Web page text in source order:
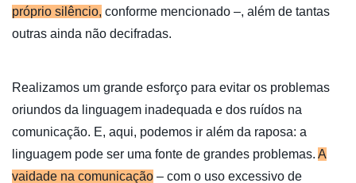
próprio silêncio, conforme mencionado –, além de tantas
outras ainda não decifradas.
Realizamos um grande esforço para evitar os problemas
oriundos da linguagem inadequada e dos ruídos na
comunicação. E, aqui, podemos ir além da raposa: a
linguagem pode ser uma fonte de grandes problemas. A
vaidade na comunicação – com o uso excessivo de